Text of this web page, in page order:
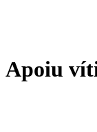
Apoiu